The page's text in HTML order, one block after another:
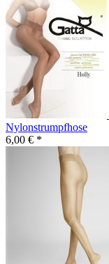
Nylonstrumpfhose
6,00 € *